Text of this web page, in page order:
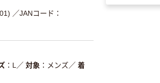
／JANコード：
L ／ 対象 メンズ／ 着